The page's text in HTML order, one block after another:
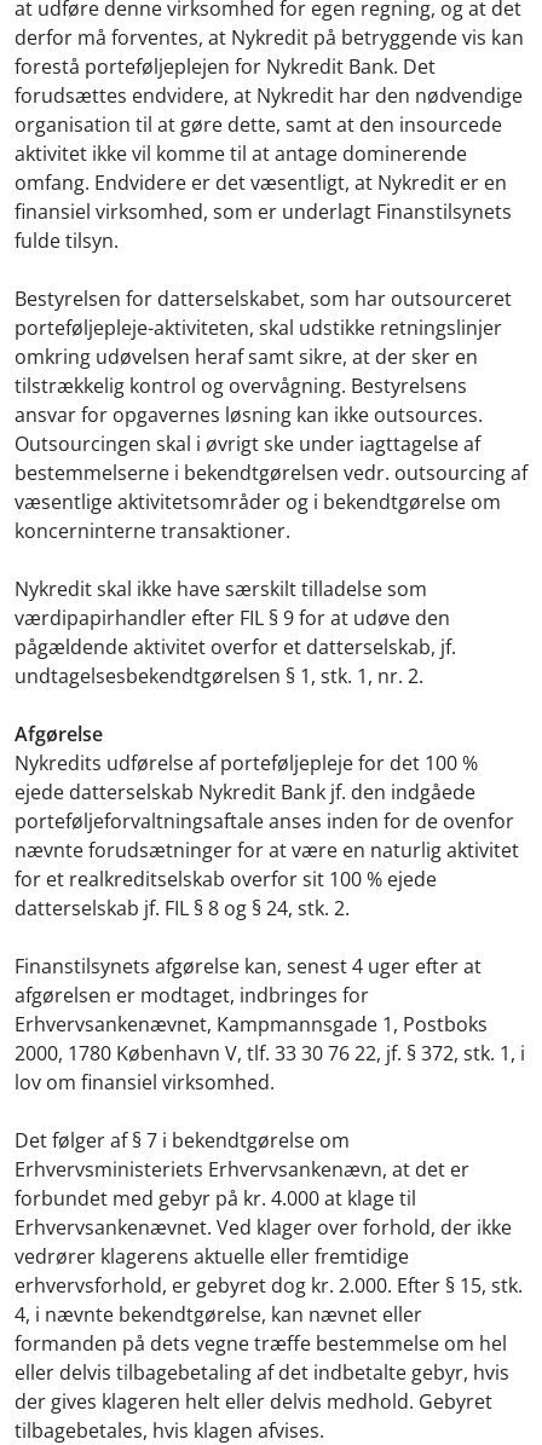
at udføre denne virksomhed for egen regning, og at det
derfor må forventes, at Nykredit på betryggende vis kan
forestå porteføljeplejen for Nykredit Bank. Det
forudsættes endvidere, at Nykredit har den nødvendige
organisation til at gøre dette, samt at den insourcede
aktivitet ikke vil komme til at antage dominerende
omfang. Endvidere er det væsentligt, at Nykredit er en
finansiel virksomhed, som er underlagt Finanstilsynets
fulde tilsyn.
Bestyrelsen for datterselskabet, som har outsourceret
porteføljepleje-aktiviteten, skal udstikke retningslinjer
omkring udøvelsen heraf samt sikre, at der sker en
tilstrækkelig kontrol og overvågning. Bestyrelsens
ansvar for opgavernes løsning kan ikke outsources.
Outsourcingen skal i øvrigt ske under iagttagelse af
bestemmelserne i bekendtgørelsen vedr. outsourcing af
væsentlige aktivitetsområder og i bekendtgørelse om
koncerninterne transaktioner.
Nykredit skal ikke have særskilt tilladelse som
værdipapirhandler efter FIL § 9 for at udøve den
pågældende aktivitet overfor et datterselskab, jf.
undtagelsesbekendtgørelsen § 1, stk. 1, nr. 2.
Afgørelse
Nykredits udførelse af porteføljepleje for det 100 %
ejede datterselskab Nykredit Bank jf. den indgåede
porteføljeforvaltningsaftale anses inden for de ovenfor
nævnte forudsætninger for at være en naturlig aktivitet
for et realkreditselskab overfor sit 100 % ejede
datterselskab jf. FIL § 8 og § 24, stk. 2.
Finanstilsynets afgørelse kan, senest 4 uger efter at
afgørelsen er modtaget, indbringes for
Erhvervsankenævnet, Kampmannsgade 1, Postboks
2000, 1780 København V, tlf. 33 30 76 22, jf. § 372, stk. 1, i
lov om finansiel virksomhed.
Det følger af § 7 i bekendtgørelse om
Erhvervsministeriets Erhvervsankenævn, at det er
forbundet med gebyr på kr. 4.000 at klage til
Erhvervsankenævnet. Ved klager over forhold, der ikke
vedrører klagerens aktuelle eller fremtidige
erhvervsforhold, er gebyret dog kr. 2.000. Efter § 15, stk.
4, i nævnte bekendtgørelse, kan nævnet eller
formanden på dets vegne træffe bestemmelse om hel
eller delvis tilbagebetaling af det indbetalte gebyr, hvis
der gives klageren helt eller delvis medhold. Gebyret
tilbagebetales, hvis klagen afvises.